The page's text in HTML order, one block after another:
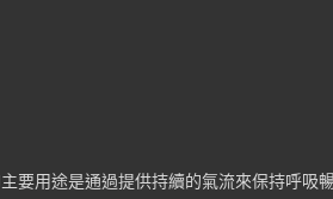
要用途是通過提供持續的氣流來保持呼吸